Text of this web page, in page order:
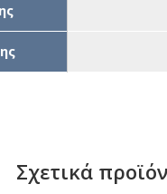
Σχετικά